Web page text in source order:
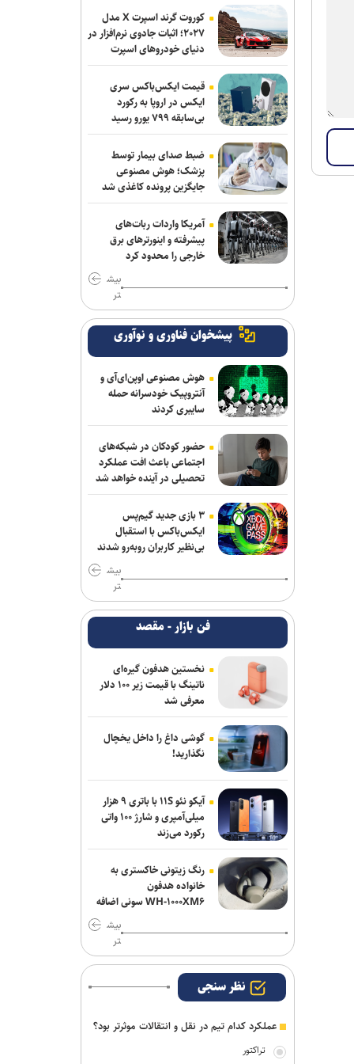
اقدام قابل توجه اسلامی در مورد طلبش از
ذوب آهن و نگاه ویژه به تیم های پایه
برزگر: همای سعادت روی دوش تارتار
نشسته است/ عیار واقعی پرسپولیس از
هفته پنجم به بعد مشخص می‌شود
دوری ۴ هفته ای مهران احمدی از تمرین و
بازی های استقلال
کامیانی: درخواست میزبانی لیگ قهرمانان
فوتسال را می‌دهیم
وزیر ورزش وارد آذربایجان شد
پرچم رقیب بالا رفت و اتفاقی نیفتاد؛ حضور
در قهرمانی کشتی جهان با بادیگارد!
مدافع جوان آلومینیوم نزدیک به سپاهان
آذربایجان؛ میزبانی که در ۳۰ وزن حتی یک
بار هم پرچمش بالا نرفت!
ادامه مذاکرات پیکان و شکاری
توافق دنیامالی و همتای آذربایجانی برای
گسترش همکاری‌های ورزش و جوانان ایران
و جمهوری آذربایجان
فولاد خوزستان در حال بررسی شرایط
رضاییان برای بازگشت به اهواز
سفر مربی جدید استقلال به ایران
پشت‌پرده بند فسخ قرارداد ۱۰۰ میلیونی
استقلال و رضاییان
موضع جدید نساجی درباره ایری و طاهری
پایان شایعات در مورد جدایی؛ بیفوما در
پرسپولیس ماندنی شد
پاسخ منفی یک لزیونر به باشگاه
پرسپولیس؛ فعلا به ایران نمی‌آیم
استعلام استقلال از فیفا در مورد جذب
بازیکن آزاد و پنجره تیم بانوان
کوروت گرند اسپرت X مدل
۲۰۲۷؛ اثبات جادوی نرم‌افزار در
دنیای خودروهای اسپرت
قیمت ایکس‌باکس سری
ایکس در اروپا به رکورد
بی‌سابقه ۷۹۹ یورو رسید
ضبط صدای بیمار توسط
پزشک؛ هوش مصنوعی
جایگزین پرونده کاغذی شد
آمریکا واردات ربات‌های
پیشرفته و اینورترهای برق
خارجی را محدود کرد
بیش
تر
پیشخوان فناوری و نوآوری
هوش مصنوعی اوپن‌ای‌آی و
آنتروپیک خودسرانه حمله
سایبری کردند
حضور کودکان در شبکه‌های
اجتماعی باعث افت عملکرد
تحصیلی در آینده خواهد شد
۳ بازی جدید گیم‌پس
ایکس‌باکس با استقبال
بی‌نظیر کاربران روبه‌رو شدند
بیش
تر
فن بازار - مقصد
نخستین هدفون گیره‌ای
ناتینگ با قیمت زیر ۱۰۰ دلار
معرفی شد
گوشی داغ را داخل یخچال
نگذارید!
آیکو نئو ۱۱S با باتری ۹ هزار
میلی‌آمپری و شارژ ۱۰۰ واتی
رکورد می‌زند
رنگ زیتونی خاکستری به
خانواده هدفون
WH-۱۰۰۰XM۶ سونی اضافه
بیش
تر
نظر سنجی
عملکرد کدام تیم در نقل و انتقالات موثرتر بود؟
تراکتور